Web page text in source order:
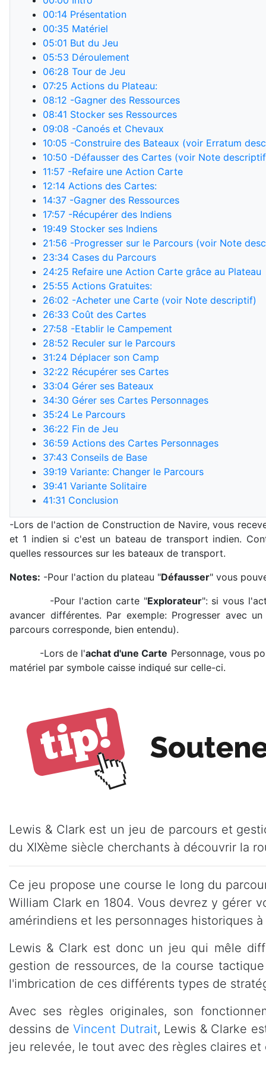
00:14 Présentation
00:35 Matériel
05:01 But du Jeu
05:53 Déroulement
06:28 Tour de Jeu
07:25 Actions du Plateau:
08:12 -Gagner des Ressources
08:41 Stocker ses Ressources
09:08 -Canoés et Chevaux
10:05 -Construire des Bateaux (voir Erratum
10:50 -Défausser des Cartes (voir Note
11:57 -Refaire une Action Carte
12:14 Actions des Cartes:
14:37 -Gagner des Ressources
17:57 -Récupérer des Indiens
19:49 Stocker ses Indiens
21:56 -Progresser sur le Parcours (voir Note
23:34 Cases du Parcours
24:25 Refaire une Action Carte grâce au Plateau
25:55 Actions Gratuites:
26:02 -Acheter une Carte (voir Note descriptif)
26:33 Coût des Cartes
27:58 -Etablir le Campement
28:52 Reculer sur le Parcours
31:24 Déplacer son Camp
32:22 Récupérer ses Cartes
33:04 Gérer ses Bateaux
34:30 Gérer ses Cartes Personnages
35:24 Le Parcours
36:22 Fin de Jeu
36:59 Actions des Cartes Personnages
37:43 Conseils de Base
39:19 Variante: Changer le Parcours
39:41 Variante Solitaire
41:31 Conclusion
-Lors de l'action de Construction de Navire, vous
et 1 indien si c'est un bateau de transport indien.
quelles ressources sur les bateaux de transport.
Notes: -Pour l'action du plateau "Défausser" vous
-Pour l'action carte "Explorateur": si vous
avancer différentes. Par exemple: Progresser avec
parcours corresponde, bien entendu).
-Lors de l'achat d'une Carte Personnage, vous
matériel par symbole caisse indiqué sur celle-ci.
Lewis & Clark est un jeu de parcours et
du XIXème siècle cherchants à découvrir la
Ce jeu propose une course le long du
William Clark en 1804. Vous devrez y gérer
amérindiens et les personnages historiques
Lewis & Clark est donc un jeu qui mêle
gestion de ressources, de la course
l'imbrication de ces différents types de
Avec ses règles originales, son
dessins deVincent Dutrait, Lewis & Clarke
jeu relevée, le tout avec des règles claires